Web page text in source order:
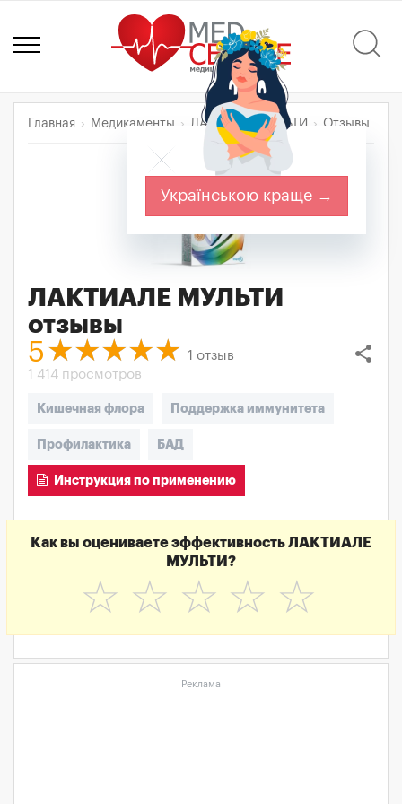
Главная Медикаменты ЛАКТИАЛЕ МУЛЬТИ Отзывы
ЛАКТИАЛЕ МУЛЬТИ
отзывы
share
5 1 отзыв
1 414 просмотров
Кишечная флора Поддержка иммунитета
Профилактика БАД
Инструкция по применению
Как вы оцениваете эффективность ЛАКТИАЛЕ
МУЛЬТИ?
☆
☆
☆
☆
☆
Реклама
Українською краще →